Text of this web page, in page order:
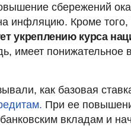
сбережений
инфляцию. Кроме
укреплению курса
имеет понижательное
как базовая
При ее
вкладам и